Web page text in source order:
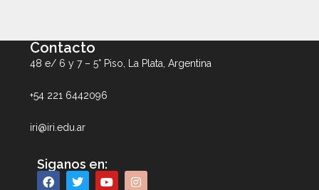
Contacto
48 e/ 6 y 7 – 5° Piso, La Plata, Argentina
+54 221 6442096
iri@iri.edu.ar
Siganos en: